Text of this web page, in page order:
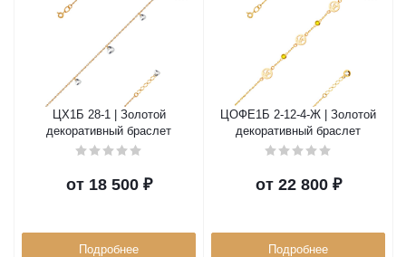
ЦХ1Б 28-1 | Золотой
декоративный браслет
от 18 500 ₽
Подробнее
ЦОФЕ1Б 2-12-4-Ж | Золотой
декоративный браслет
от 22 800 ₽
Подробнее